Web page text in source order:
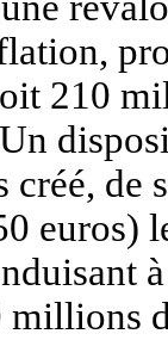
210
de
euros)
millions